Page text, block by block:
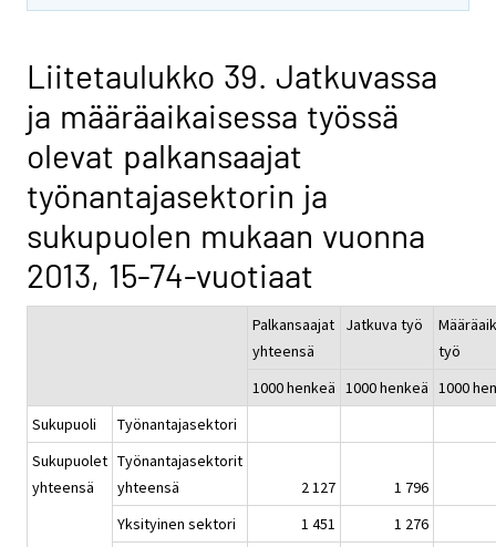
Liitetaulukko 39. Jatkuvassa
ja määräaikaisessa työssä
olevat palkansaajat
työnantajasektorin ja
sukupuolen mukaan vuonna
2013, 15-74-vuotiaat
Palkansaajat
yhteensä
Jatkuva työ
työ
1000 henkeä 1000 henkeä 1000
Sukupuoli
Työnantajasektori
Sukupuolet
yhteensä
Työnantajasektorit
yhteensä
2 127
1 796
Yksityinen sektori
1 451
1 276